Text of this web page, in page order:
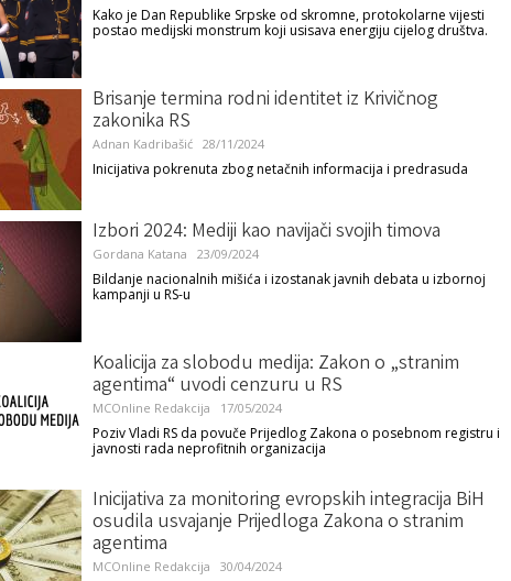
Kako je Dan Republike Srpske od skromne, protokolarne vijesti
postao medijski monstrum koji usisava energiju cijelog društva.
Brisanje termina rodni identitet iz Krivičnog
zakonika RS
Adnan Kadribašić 28/11/2024
Inicijativa pokrenuta zbog netačnih informacija i predrasuda
Izbori 2024: Mediji kao navijači svojih timova
Gordana Katana 23/09/2024
Bildanje nacionalnih mišića i izostanak javnih debata u izbornoj
kampanji u RS-u
Koalicija za slobodu medija: Zakon o „stranim
agentima“ uvodi cenzuru u RS
MCOnline Redakcija 17/05/2024
Poziv Vladi RS da povuče Prijedlog Zakona o posebnom registru i
javnosti rada neprofitnih organizacija
Inicijativa za monitoring evropskih integracija BiH
osudila usvajanje Prijedloga Zakona o stranim
agentima
MCOnline Redakcija 30/04/2024